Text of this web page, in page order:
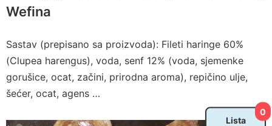
Wefina
Sastav (prepisano sa proizvoda): Fileti haringe 60%
(Clupea harengus), voda, senf 12% (voda, sjemenke
gorušice, ocat, začini, prirodna aroma), repičino ulje,
šećer, ocat, agens …
0
Lista